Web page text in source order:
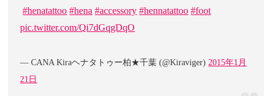
#henatattoo #hena #accessory #hennatattoo #foot
pic.twitter.com/Qi7dGqgDqO
— CANA Kiraヘナタトゥー柏★千葉 (@Kiraviger)2015年1月
21日